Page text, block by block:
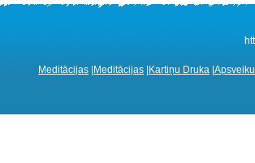
Meditācijas Meditācijas Kartiņu Druka